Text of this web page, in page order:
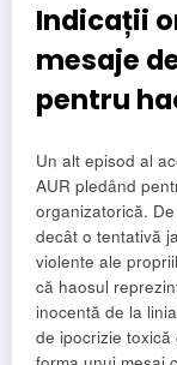
Indicații
mesaje
pentru
Un alt episod al
AUR pledând
organizatorică.
decât o tentativă
violente ale
că haosul
inocentă de la
de ipocrizie